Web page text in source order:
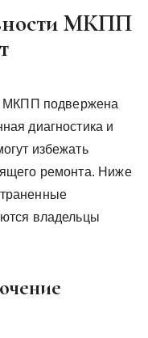
МКПП
МКПП подвержена
диагностика и
избежать
ремонта. Ниже
владельцы